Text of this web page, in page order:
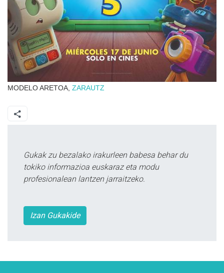
MODELO ARETOA, ZARAUTZ
Gukak zu bezalako irakurleen babesa behar du
tokiko informazioa euskaraz eta modu
profesionalean lantzen jarraitzeko.
Izan Gukakide